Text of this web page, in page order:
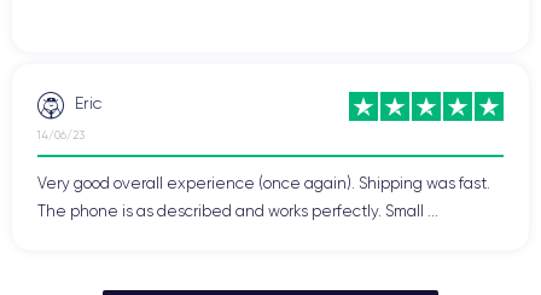
Eric
14/06/23
Very good overall experience (once again). Shipping was fast.
The phone is as described and works perfectly. Small ...